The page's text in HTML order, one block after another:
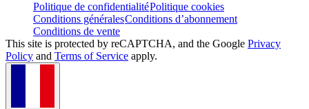
Politique de confidentialitéPolitique cookies
Conditions généralesConditions d’abonnement
Conditions de vente
This site is protected by reCAPTCHA, and the Google Privacy
Policy and Terms of Service apply.